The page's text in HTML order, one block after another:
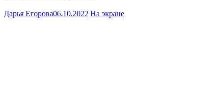
Дарья Егорова06.10.2022 На экране